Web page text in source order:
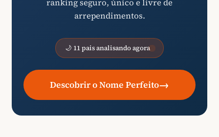
ranking seguro, único e livre de
arrependimentos.
🌙 11 pais analisando agora
Descobrir o Nome Perfeito→